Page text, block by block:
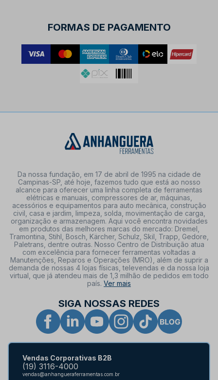
FORMAS DE PAGAMENTO
Da nossa fundação, em 17 de abril de 1995 na cidade de
Campinas-SP, até hoje, fazemos tudo que está ao nosso
alcance para oferecer uma linha completa de ferramentas
elétricas e manuais, compressores de ar, máquinas,
acessórios e equipamentos para auto mecânica, construção
civil, casa e jardim, limpeza, solda, movimentação de carga,
organização e armazenagem. Aqui você encontra novidades
em produtos das melhores marcas do mercado: Dremel,
Tramontina, Stihl, Bosch, Kärcher, Schulz, Skil, Trapp, Gedore,
Paletrans, dentre outras. Nosso Centro de Distribuição atua
com excelência para fornecer ferramentas voltadas a
Manutenções, Reparos e Operações (MRO), além de suprir a
demanda de nossas 4 lojas físicas, televendas e da nossa loja
virtual, que já atendeu mais de 1,3 milhão de pedidos em todo
país. Ver mais
SIGA NOSSAS REDES
Vendas Corporativas B2B
(19) 3116-4000
vendas@anhangueraferramentas.com.br